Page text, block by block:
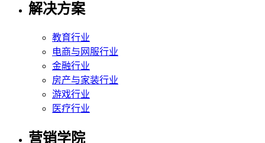
解决方案
教育行业
电商与网服行业
金融行业
房产与家装行业
游戏行业
医疗行业
营销学院